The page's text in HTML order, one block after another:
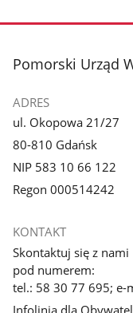
stopka
Pomorski Urząd
ADRES
ul. Okopowa 21/27
80-810 Gdańsk
NIP 583 10 66 122
Regon 000514242
KONTAKT
Skontaktuj się z nami
pod numerem:
tel.: 58 30 77 695; e-
Infolinia dla